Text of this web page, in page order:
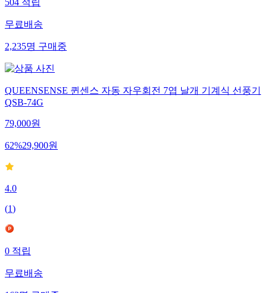
504적립
무료배송
2,235명구매중
QUEENSENSE 퀸센스 자동 자우회전 7엽 날개 기계식 선풍기
QSB-74G
79,000원
62%29,900원
4.0
(1)
0적립
무료배송